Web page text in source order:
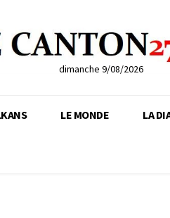
dimanche 9/08/2026
LE MONDE LA